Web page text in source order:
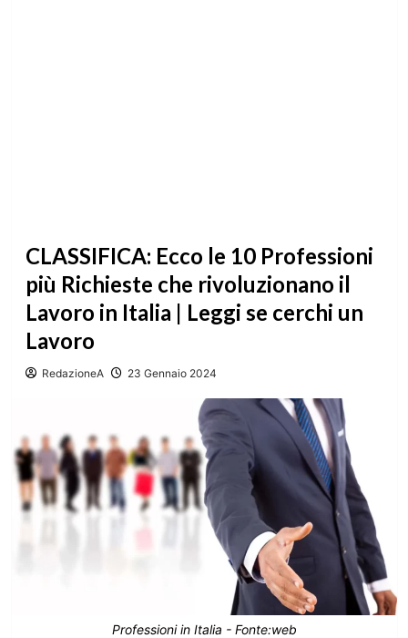
CLASSIFICA: Ecco le 10 Professioni
più Richieste che rivoluzionano il
Lavoro in Italia | Leggi se cerchi un
Lavoro
RedazioneA 23 Gennaio 2024
Professioni in Italia - Fonte:web